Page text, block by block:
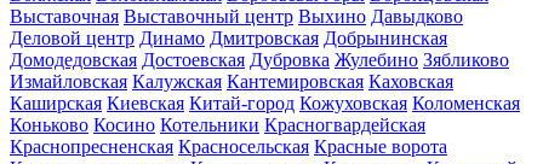
Выставочная Выставочный центр Выхино Давыдково
Деловой центр Динамо Дмитровская Добрынинская
Домодедовская Достоевская Дубровка Жулебино Зябликово
Измайловская Калужская Кантемировская Каховская
Каширская Киевская Китай-город Кожуховская Коломенская
Коньково Косино Котельники Красногвардейская
Краснопресненская Красносельская Красные ворота